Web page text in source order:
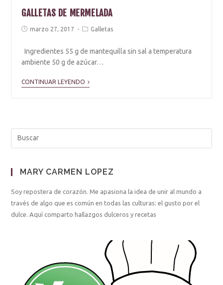
GALLETAS DE MERMELADA
marzo 27, 2017 Galletas
Ingredientes 55 g de mantequilla sin sal a temperatura
ambiente 50 g de azúcar…
CONTINUAR LEYENDO
MARY CARMEN LOPEZ
Soy repostera de corazón. Me apasiona la idea de unir al mundo a
través de algo que es común en todas las culturas: el gusto por el
dulce. Aquí comparto hallazgos dulceros y recetas